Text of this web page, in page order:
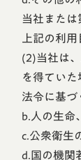
当社また
上記の利
(2)当社は
を得てい
法令に基
b.人の生
c.公衆衛生
d.国の機関